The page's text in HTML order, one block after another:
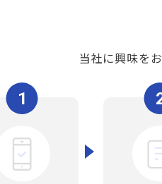
当社に興味を
1